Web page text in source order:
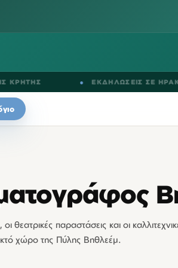
● ΕΚΔΗΛΩΣΕΙΣ ΣΕΗΡΑΚΛΕΙΟ,
θεατρικές παραστάσεις και οι
χώρο της Πύλης Βηθλεέμ.